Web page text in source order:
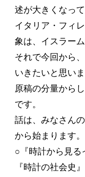
述が大きくなって
イタリア・フィ
象は、イスラー
それで今回から
いきたいと思いま
原稿の分量から
です。
話は、みなさん
から始まります。
○『時計から見る
『時計の社会史